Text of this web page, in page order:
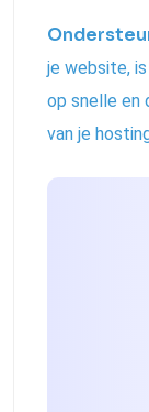
je website,
op snelle en
van je